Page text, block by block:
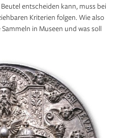
entscheiden kann, muss bei
Kriterien folgen. Wie also
in Museen und was soll